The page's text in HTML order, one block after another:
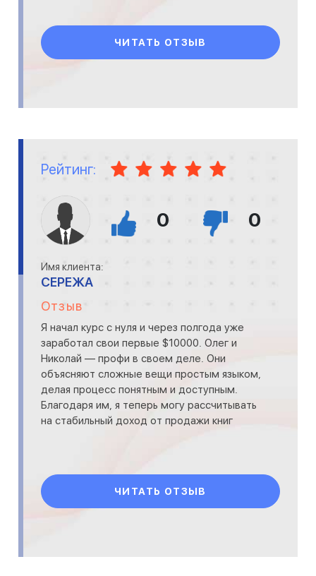
ЧИТАТЬ ОТЗЫВ
Рейтинг:
0 0
Имя клиента:
СЕРЕЖА
Отзыв
Я начал курс с нуля и через полгода уже
заработал свои первые $10000. Олег и
Николай — профи в своем деле. Они
объясняют сложные вещи простым языком,
делая процесс понятным и доступным.
Благодаря им, я теперь могу рассчитывать
на стабильный доход от продажи книг
ЧИТАТЬ ОТЗЫВ